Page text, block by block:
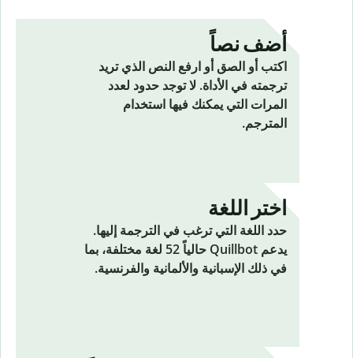
أضف نصاً
اكتب أو الصق أو ارفع النص الذي تريد
ترجمته في الأداة. لا توجد حدود لعدد
المرات التي يمكنك فيها استخدام
المترجم.
اختر اللغة
حدد اللغة التي ترغب في الترجمة إليها.
يدعم Quillbot حالياً
52 لغة مختلفة، بما
في ذلك الإسبانية والألمانية والفرنسية.